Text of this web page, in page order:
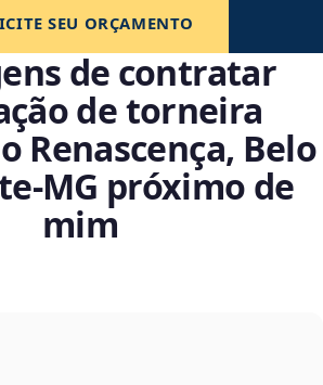
SEU ORÇAMENTO
de contratar
de torneira
Renascença, Belo
próximo de
mim